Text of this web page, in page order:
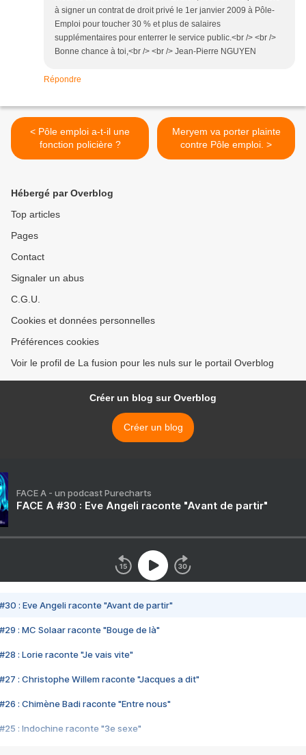
à signer un contrat de droit privé le 1er janvier 2009 à Pôle-
Emploi pour toucher 30 % et plus de salaires
supplémentaires pour enterrer le service public.<br /> <br />
Bonne chance à toi,<br /> <br /> Jean-Pierre NGUYEN
Répondre
< Pôle emploi a-t-il une
fonction policière ?
Meryem va porter plainte
contre Pôle emploi. >
Hébergé par Overblog
Top articles
Pages
Contact
Signaler un abus
C.G.U.
Cookies et données personnelles
Préférences cookies
Voir le profil de La fusion pour les nuls sur le portail Overblog
Créer un blog sur Overblog
Créer un blog
FACE A - un podcast Purecharts
FACE A #30 : Eve Angeli raconte "Avant de partir"
#30 : Eve Angeli raconte "Avant de partir"
#29 : MC Solaar raconte "Bouge de là"
#28 : Lorie raconte "Je vais vite"
#27 : Christophe Willem raconte "Jacques a dit"
#26 : Chimène Badi raconte "Entre nous"
#25 : Indochine raconte "3e sexe"